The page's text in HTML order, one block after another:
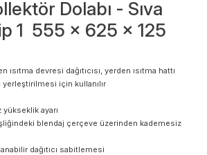
Dolabı - Sıva
1 555 x 625 x 125
ısıtma devresi dağıtıcısı, yerden ısıtma hattı
yerleştirilmesi için kullanılır
ayarı
blendaj çerçeve üzerinden kademesiz
dağıtıcı sabitlemesi